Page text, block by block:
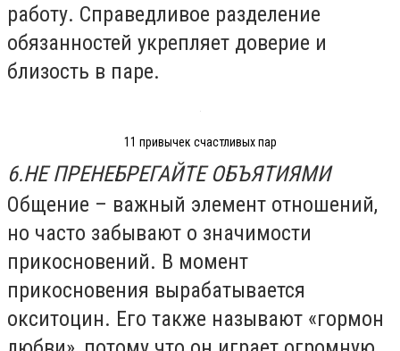
работу. Справедливое разделение
обязанностей укрепляет доверие и
близость в паре.
11 привычек счастливых пар
6.НЕ ПРЕНЕБРЕГАЙТЕ ОБЪЯТИЯМИ
Общение – важный элемент отношений,
но часто забывают о значимости
прикосновений. В момент
прикосновения вырабатывается
окситоцин. Его также называют «гормон